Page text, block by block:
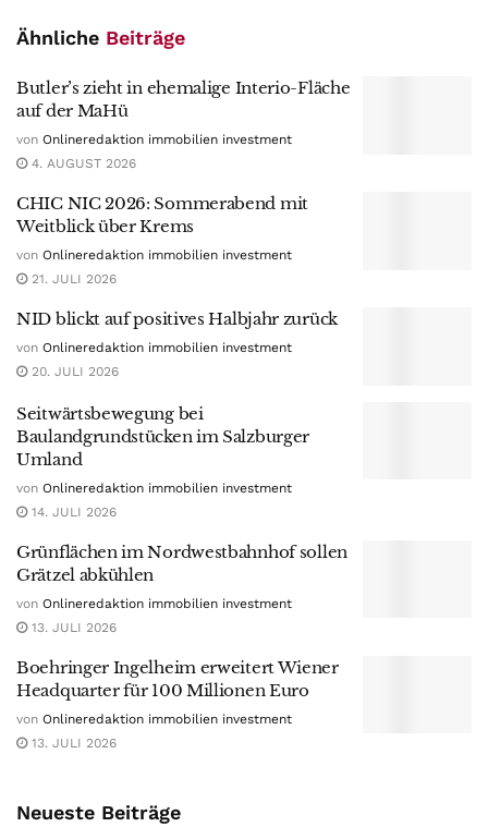
Ähnliche Beiträge
Butler’s zieht in ehemalige Interio-Fläche
auf der MaHü
von Onlineredaktion immobilien investment
4. AUGUST 2026
CHIC NIC 2026: Sommerabend mit
Weitblick über Krems
von Onlineredaktion immobilien investment
21. JULI 2026
NID blickt auf positives Halbjahr zurück
von Onlineredaktion immobilien investment
20. JULI 2026
Seitwärtsbewegung bei
Baulandgrundstücken im Salzburger
Umland
von Onlineredaktion immobilien investment
14. JULI 2026
Grünflächen im Nordwestbahnhof sollen
Grätzel abkühlen
von Onlineredaktion immobilien investment
13. JULI 2026
Boehringer Ingelheim erweitert Wiener
Headquarter für 100 Millionen Euro
von Onlineredaktion immobilien investment
13. JULI 2026
Neueste Beiträge